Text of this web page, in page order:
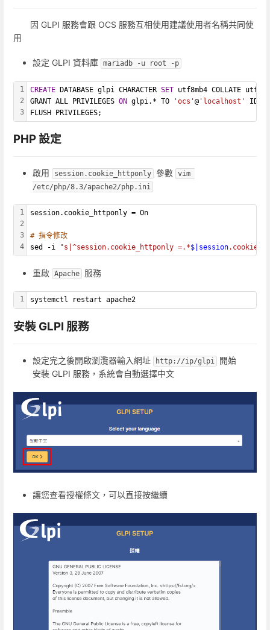
因 GLPI 服務會跟 OCS 服務互相使用建議使用者名稱共同使
用
設定 GLPI 資料庫 mariadb -u root -p
1
2
3
CREATE DATABASE glpi CHARACTER SET utf8mb4 COLLATE
GRANT ALL PRIVILEGES ON glpi.* TO 'ocs'@ 'localhost'
FLUSH PRIVILEGES;
PHP 設定
啟用 session.cookie_httponly 參數 vim
/etc/php/8.3/apache2/php.ini
1
2
3
4
session.cookie_httponly = On
# 指令修改
sed -i
"s|^session.cookie_httponly =.*$|session
重啟 Apache 服務
1 systemctl restart apache2
安裝 GLPI 服務
設定完之後開啟瀏灠器輸入網址 http://ip/glpi
開始
安裝 GLPI 服務，系統會自動選擇中文
讓您查看授權條文，可以直接按繼續